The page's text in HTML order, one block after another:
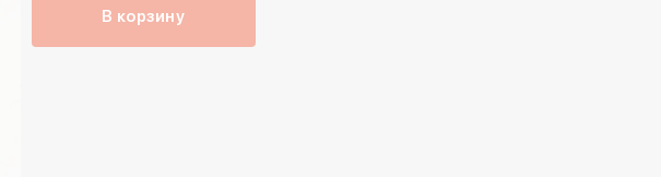
В корзину